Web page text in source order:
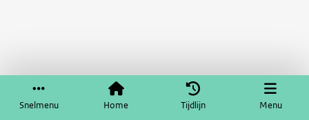
Snelmenu Home Tijdlijn Menu